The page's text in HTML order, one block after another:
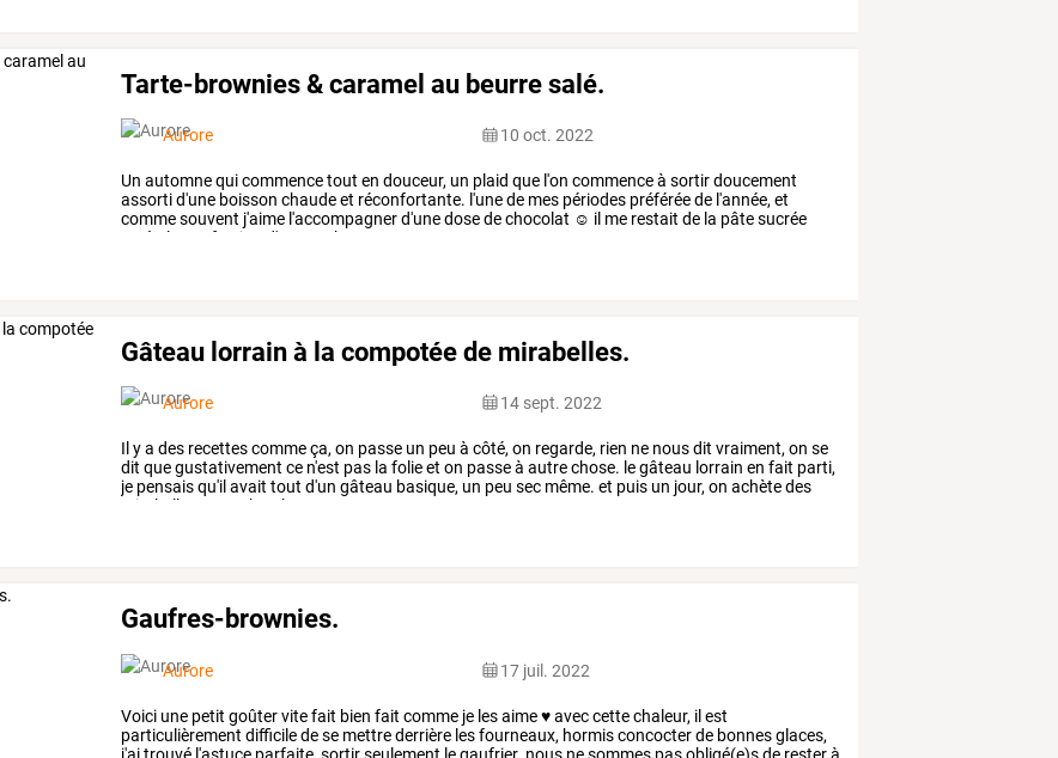
Tarte-brownies & caramel au beurre salé.
Aurore 10 oct. 2022
Un automnequicommencetout en douceur, un plaid que l'on commenceà sortirdoucement
assortid'une boisson chaudeet réconfortante. l'unede mes périodes préféréede l'année, et
commesouvent j'aime l'accompagnerd'unedosedechocolat ☺️ il me restait de la pâtesucrée
après
la confection d'un number
Gâteau lorrain à la compotée de mirabelles.
Aurore 14 sept. 2022
Il ya des recettescommeça, on passe un peu à côté, on regarde, rien ne nousdit vraiment, on se
dit quegustativement ce n'est pas la folieet on passeà autrechose. legâteau lorrain en fait parti,
je pensaisqu'il avait tout d'un gâteau basique, un peu sec même. et puis un jour, on achètedes
mirabelles
cherche
Gaufres-brownies.
Aurore 17 juil. 2022
Voici une petit goûtervitefait bien fait comme je lesaime♥aveccettechaleur, ilest
particulièrement difficiledese mettrederrière lesfourneaux, hormisconcocterde bonnesglaces,
j'aitrouvé l'astuce parfaite, sortirseulement legaufrier. nous nesommes pasobligé(e)sde resterà